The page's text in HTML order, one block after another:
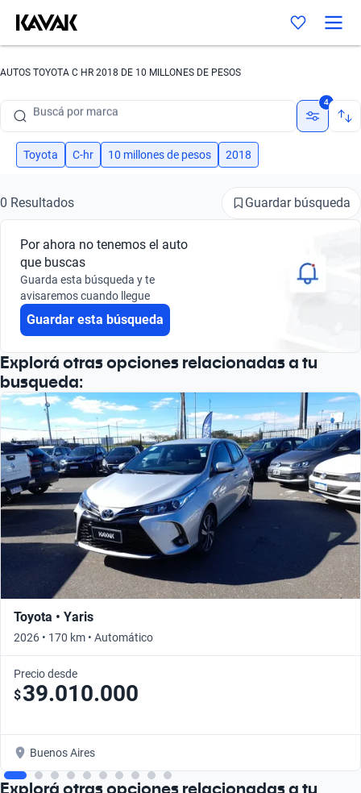
AUTOS TOYOTA C HR 2018 DE 10 MILLONES DE PESOS
Buscá por modelo
Buscá por versión
Buscá por marca
Buscá por modelo
Buscá por versión
4
Toyota C-hr 10 millones de pesos 2018
0 Resultados Guardar búsqueda
Por ahora no tenemos el auto
que buscas
Guarda esta búsqueda y te
avisaremos cuando llegue
Guardar esta búsqueda
Explorá otras opciones relacionadas a tu
busqueda:
Toyota • Yaris
2026 • 170 km • Automático
Precio desde
$39.010.000
Buenos Aires
Explorá otras opciones relacionadas a tu